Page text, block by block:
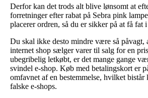
Derfor kan det trods alt blive lønsomt at
forretninger efter rabat på Sebra pink
placerer ordren, så du er sikker på at få fat
Du skal ikke desto mindre være så påvagt,
internet shop sælger varer til salg for en
ubegribelig letkøbt, er det mange gange
svindel e-shop. Køb med betalingskort er
omfavnet af en bestemmelse, hvilket
falske e-shops.